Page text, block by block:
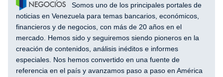
Somos uno de los principales portales de
noticias en Venezuela para temas bancarios, económicos,
financieros y de negocios, con más de 20 años en el
mercado. Hemos sido y seguiremos siendo pioneros en la
creación de contenidos, análisis inéditos e informes
especiales. Nos hemos convertido en una fuente de
referencia en el país y avanzamos paso a paso en América